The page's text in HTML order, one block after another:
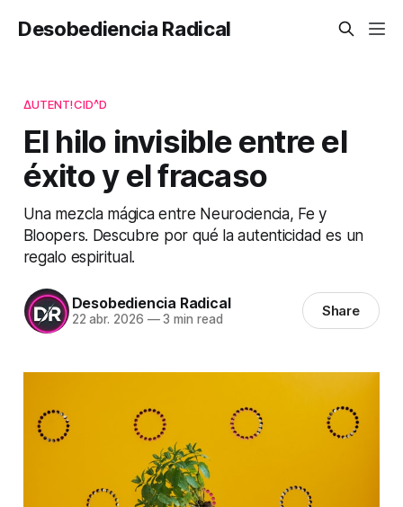
Desobediencia Radical
ΔUTENT!CID^D
El hilo invisible entre el
éxito y el fracaso
Una mezcla mágica entre Neurociencia, Fe y
Bloopers. Descubre por qué la autenticidad es un
regalo espiritual.
Desobediencia Radical
22 abr. 2026 —3 min read Share